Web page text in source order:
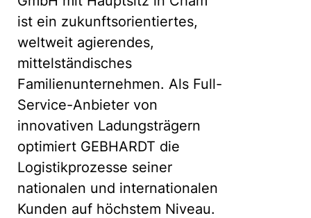
ist ein zukunftsorientiertes,
weltweit agierendes,
mittelständisches
Familienunternehmen. Als Full-
Service-Anbieter von
innovativen Ladungsträgern
optimiert GEBHARDT die
Logistikprozesse seiner
nationalen und internationalen
Kunden auf höchstem Niveau.